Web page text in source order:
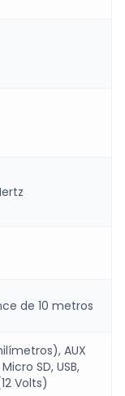
de 10 metros
AUX
SD, USB,
Volts)